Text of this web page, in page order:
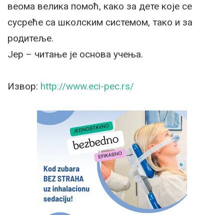
веома велика помоћ, како за дете које се
сусреће са школским системом, тако и за
родитеље.
Јер – читање је основа учења.
Извор: http://www.eci-pec.rs/